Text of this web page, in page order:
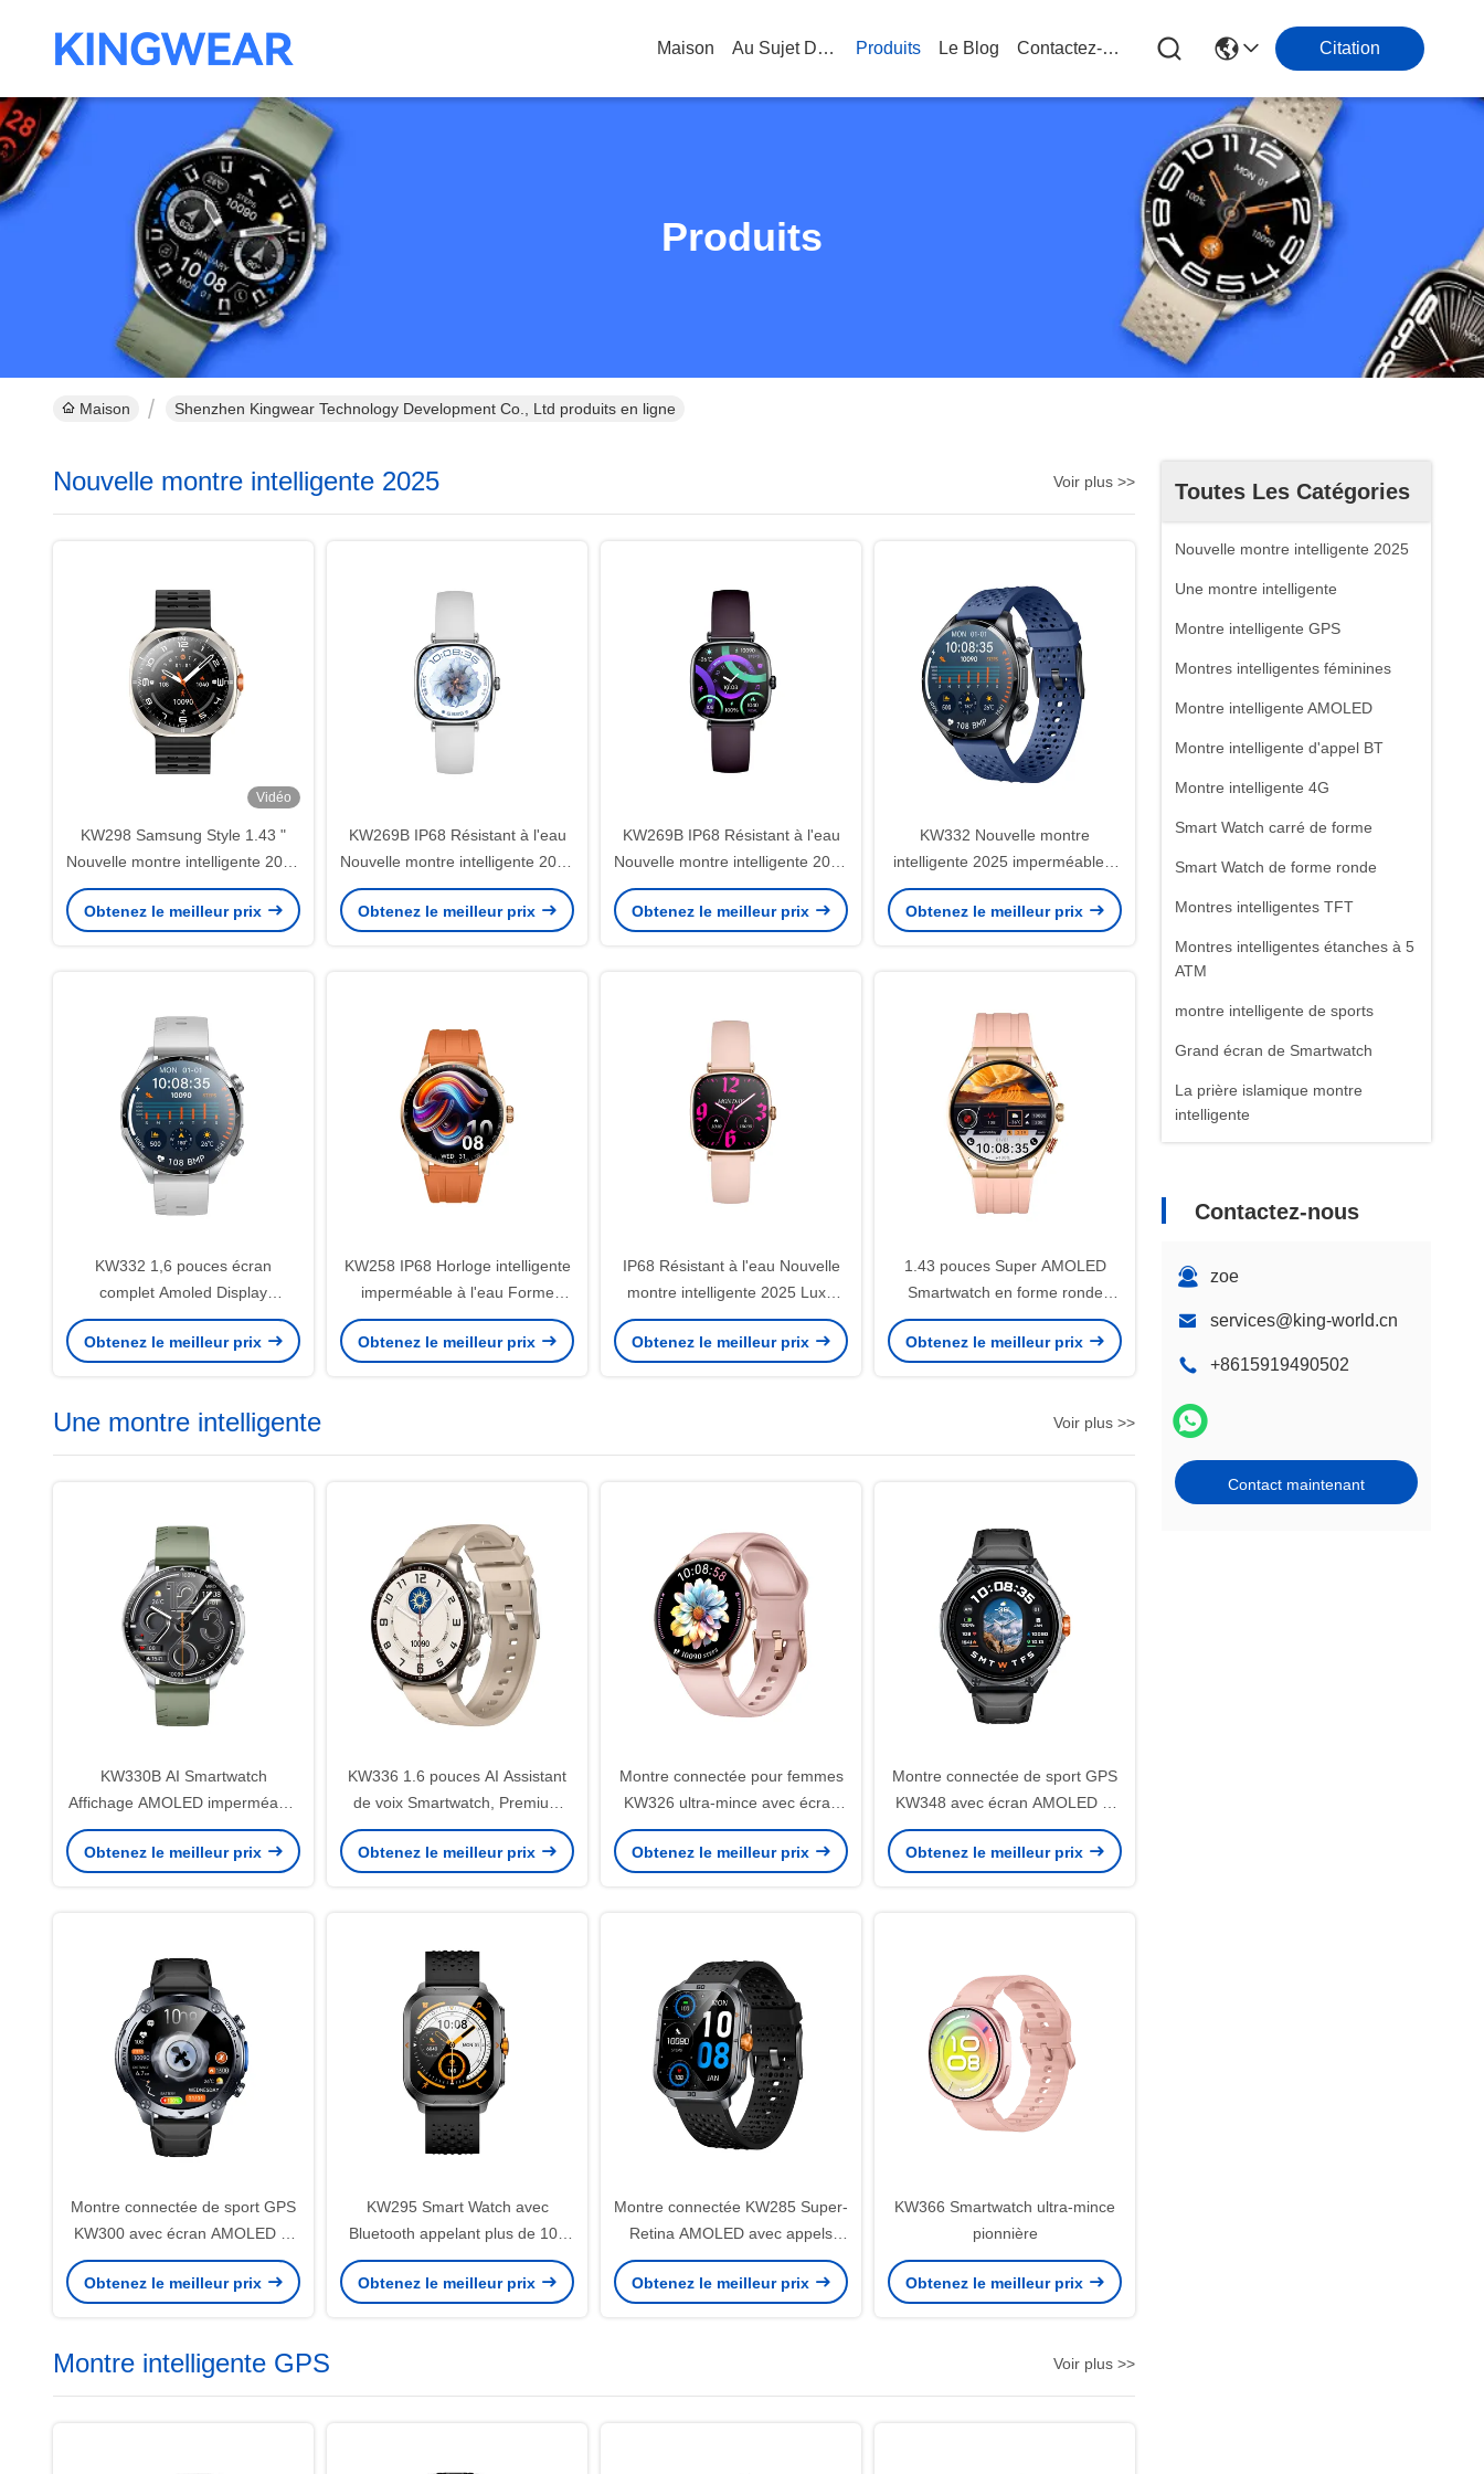
Maison Au Sujet De Nous Produits Le Blog Contactez-Nous Citation
Produits
Maison Shenzhen Kingwear Technology Development Co., Ltd produits en ligne
Toutes Les Catégories
Nouvelle montre intelligente 2025
Une montre intelligente
Montre intelligente GPS
Montres intelligentes féminines
Montre intelligente AMOLED
Montre intelligente d'appel BT
Montre intelligente 4G
Smart Watch carré de forme
Smart Watch de forme ronde
Montres intelligentes TFT
Montres intelligentes étanches à 5
ATM
montre intelligente de sports
Grand écran de Smartwatch
La prière islamique montre
intelligente
Contactez-nous
zoe
services@king-world.cn
+8615919490502
Contact maintenant
Nouvelle montre intelligente 2025 Voir plus >>
Vidéo
KW298 Samsung Style 1.43 "
Nouvelle montre intelligente 2025
Super Retina Lumière Smart
Watch d'exercice
Obtenez le meilleur prix
KW269B IP68 Résistant à l'eau
Nouvelle montre intelligente 2025
Mode femme montre intelligente
Obtenez le meilleur prix
KW269B IP68 Résistant à l'eau
Nouvelle montre intelligente 2025
Mode femme montre intelligente
Obtenez le meilleur prix
KW332 Nouvelle montre
intelligente 2025 imperméable à
l'eau 5ATM montre intelligente
avec 6 GPS par satellite
Obtenez le meilleur prix
KW332 1,6 pouces écran
complet Amoled Display
Smartwatch 5ATM étanche avec
6 positionnement par satellite
Obtenez le meilleur prix
KW258 IP68 Horloge intelligente
imperméable à l'eau Forme
ronde pour la conception sportive
Obtenez le meilleur prix
IP68 Résistant à l'eau Nouvelle
montre intelligente 2025 Luxe
Premium Smartwatches OEM
ODM
Obtenez le meilleur prix
1.43 pouces Super AMOLED
Smartwatch en forme ronde
Smart Watch avec appel
Obtenez le meilleur prix
Une montre intelligente Voir plus >>
KW330B AI Smartwatch
Affichage AMOLED imperméable
à l'eau Premium Luxury
Smartwatch 1,6 pouces
Obtenez le meilleur prix
KW336 1.6 pouces AI Assistant
de voix Smartwatch, Premium
Look Smart Watch appelant par
Bluetooth
Obtenez le meilleur prix
Montre connectée pour femmes
KW326 ultra-mince avec écran
AMOLED et appels Bluetooth
Obtenez le meilleur prix
Montre connectée de sport GPS
KW348 avec écran AMOLED et
étanchéité 5 ATM
Obtenez le meilleur prix
Montre connectée de sport GPS
KW300 avec écran AMOLED et
étanchéité 5 ATM
Obtenez le meilleur prix
KW295 Smart Watch avec
Bluetooth appelant plus de 100
modes sportifs
Obtenez le meilleur prix
Montre connectée KW285 Super-
Retina AMOLED avec appels
Bluetooth et 100+ modes sportifs
Obtenez le meilleur prix
KW366 Smartwatch ultra-mince
pionnière
Obtenez le meilleur prix
Montre intelligente GPS Voir plus >>